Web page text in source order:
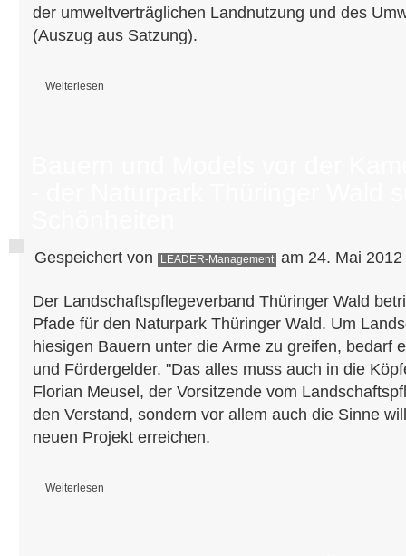
der umweltverträglichen Landnutzung und des
(Auszug aus Satzung).
Weiterlesen
Gespeichert von LEADER-Management am 24. Mai
Der Landschaftspflegeverband Thüringer Wald
Pfade für den Naturpark Thüringer Wald. Um
hiesigen Bauern unter die Arme zu greifen, bedarf
und Fördergelder. "Das alles muss auch in die
Florian Meusel, der Vorsitzende vom
den Verstand, sondern vor allem auch die Sinne
neuen Projekt erreichen.
Weiterlesen